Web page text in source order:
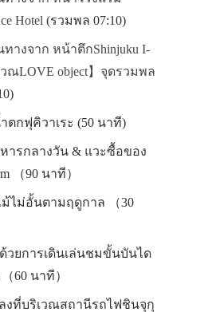
Hotel (รวมพล 07:10)
ทางจาก หน้าตึกShinjuku I-
วณLOVE object】จุดรวมพล
กฟุคิวาเระ (50 นาที)
ารกลางวัน & แวะซื้อของ
（90 นาที）
ไม่อั้นตามฤดูกาล （30
ยการเดินเล่นชมขั้นบันได
60 นาที）
ที่บริเวณสถานีรถไฟชินจุกุ